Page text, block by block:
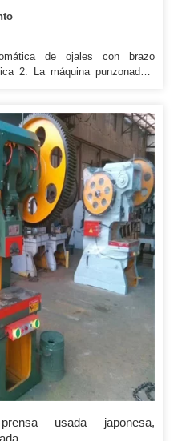
de ojales con brazo
2. La máquina punzonadora
tipo chaleco). Lavado de corte
Rango de ajuste de carrera 5-75
0,10 m/s Operación hacia arriba
cama para uso 65-150 mm
abajo 1000 × 500 Potencia
en contacto con Fern Chen
de la impresión de Ruian
Beiyu Industrial Area,
Tel: +86 577
Whatsapp/Viber/Wechat:
usada japonesa,